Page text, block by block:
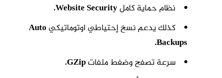
نظام حماية كاملWebsite Security.
كذلك يدعم نسخ إحتياطي اوتوماتيكيAuto
Backups.
سرعة تصفح وضغط ملفاتGZip.